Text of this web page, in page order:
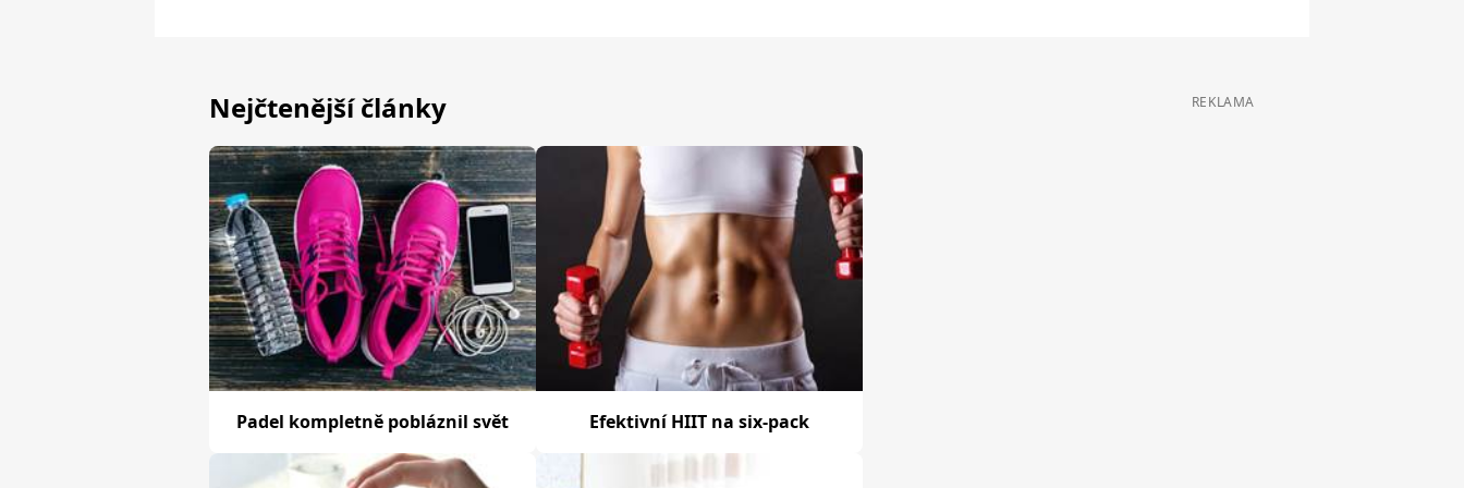
Nejčtenější články
Padel kompletně pobláznil svět Efektivní HIIT na six-pack
REKLAMA